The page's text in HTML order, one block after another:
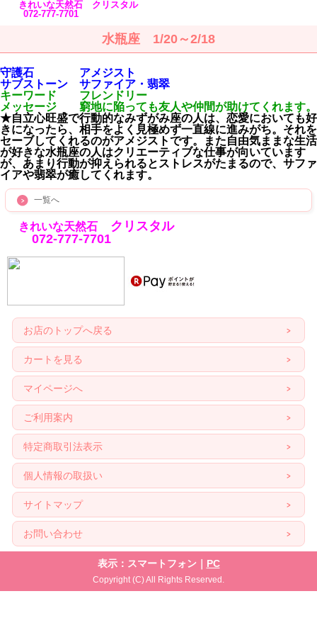
きれいな天然石 クリスタル
072-777-7701
水瓶座 1/20～2/18
守護石 アメジスト
サブストーン サファイア・翡翠
キーワード フレンドリー
メッセージ 窮地に陥っても友人や仲間が助けてくれます。
★自立心旺盛で行動的なみずがみ座の人は、恋愛においても好
きになったら、相手をよく見極めず一直線に進みがち。それを
セーブしてくれるのがアメジストです。また自由気ままな生活
が好きな水瓶座の人はクリエーティブな仕事が向いています
が、あまり行動が抑えられるとストレスがたまるので、サファ
イアや翡翠が癒してくれます。
一覧へ
きれいな天然石
クリスタル
072-777-7701
お店のトップへ戻る
カートを見る
マイページへ
ご利用案内
特定商取引法表示
個人情報の取扱い
サイトマップ
お問い合わせ
表示：スマートフォン｜ PC
Copyright (C) All Rights Reserved.